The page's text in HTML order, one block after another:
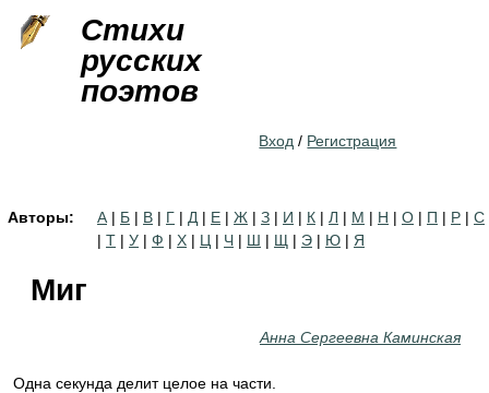
Стихи
русских
поэтов
Вход / Регистрация
Авторы: А | Б | В | Г | Д | Е | Ж | З | И | К | Л | М | Н | О | П | Р | С
| Т | У | Ф | Х | Ц | Ч | Ш | Щ | Э | Ю | Я
Миг
Анна Сергеевна Каминская
Одна секунда делит целое на части.